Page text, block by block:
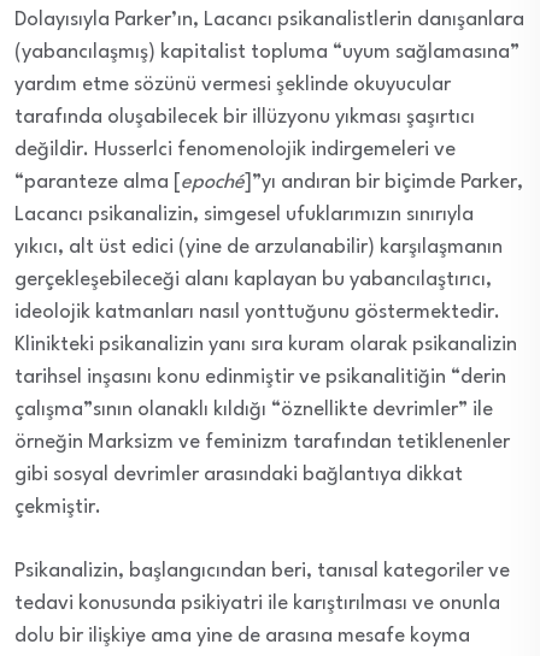
Dolayısıyla Parker’ın, Lacancı psikanalistlerin danışanlara
(yabancılaşmış) kapitalist topluma “uyum sağlamasına”
yardım etme sözünü vermesi şeklinde okuyucular
tarafında oluşabilecek bir illüzyonu yıkması şaşırtıcı
değildir. Husserlci fenomenolojik indirgemeleri ve
“paranteze alma [ epoché ]”yı andıran bir biçimde Parker,
Lacancı psikanalizin, simgesel ufuklarımızın sınırıyla
yıkıcı, alt üst edici (yine de arzulanabilir) karşılaşmanın
gerçekleşebileceği alanı kaplayan bu yabancılaştırıcı,
ideolojik katmanları nasıl yonttuğunu göstermektedir.
Klinikteki psikanalizin yanı sıra kuram olarak psikanalizin
tarihsel inşasını konu edinmiştir ve psikanalitiğin “derin
çalışma”sının olanaklı kıldığı “öznellikte devrimler” ile
örneğin Marksizm ve feminizm tarafından tetiklenenler
gibi sosyal devrimler arasındaki bağlantıya dikkat
çekmiştir.
Psikanalizin, başlangıcından beri, tanısal kategoriler ve
tedavi konusunda psikiyatri ile karıştırılması ve onunla
dolu bir ilişkiye ama yine de arasına mesafe koyma